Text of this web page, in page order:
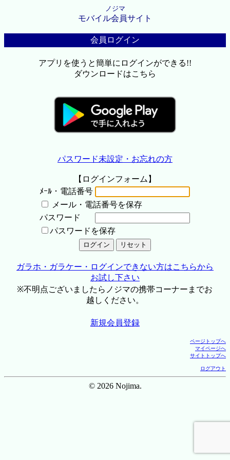
ノジマ
モバイル会員サイト
会員ログイン
アプリを使うと簡単にログインができる!!
ダウンロードはこちら
パスワード未設定・お忘れの方
【ログインフォーム】
ﾒｰﾙ・電話番号
メール・電話番号を保存
パスワード
パスワードを保存
ガラホ・ガラケー・ログインできない方はこちらから
お試し下さい
※不明点ございましたらノジマの携帯コーナーまでお
越しください。
新規会員登録
ページトップへ
マイページへ
サイトトップへ
ログアウト
© 2026 Nojima.